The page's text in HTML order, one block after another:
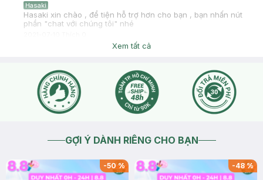
Hasaki
Hasaki xin chào , để tiện hỗ trợ hơn cho bạn , bạn nhấn nút
phần "chat với chúng tôi" nhé
Xem tất cả
GỢI Ý DÀNH RIÊNG CHO BẠN
-50% -48%